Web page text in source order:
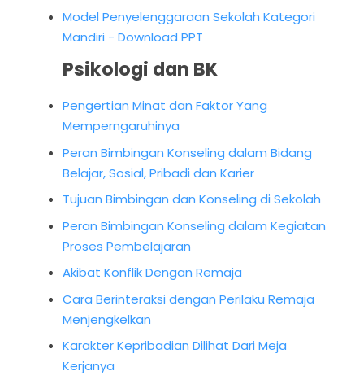
Model Penyelenggaraan Sekolah Kategori
Mandiri - Download PPT
Psikologi dan BK
Pengertian Minat dan Faktor Yang
Memperngaruhinya
Peran Bimbingan Konseling dalam Bidang
Belajar, Sosial, Pribadi dan Karier
Tujuan Bimbingan dan Konseling di Sekolah
Peran Bimbingan Konseling dalam Kegiatan
Proses Pembelajaran
Akibat Konflik Dengan Remaja
Cara Berinteraksi dengan Perilaku Remaja
Menjengkelkan
Karakter Kepribadian Dilihat Dari Meja
Kerjanya